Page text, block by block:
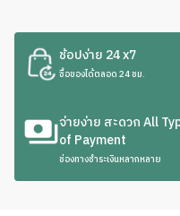
ช้อปง่าย 24 x7
ซื้อของได้ตลอด 24 ชม.
จ่ายง่าย สะดวก All
of Payment
ช่องทางชำระเงินหลากหลาย